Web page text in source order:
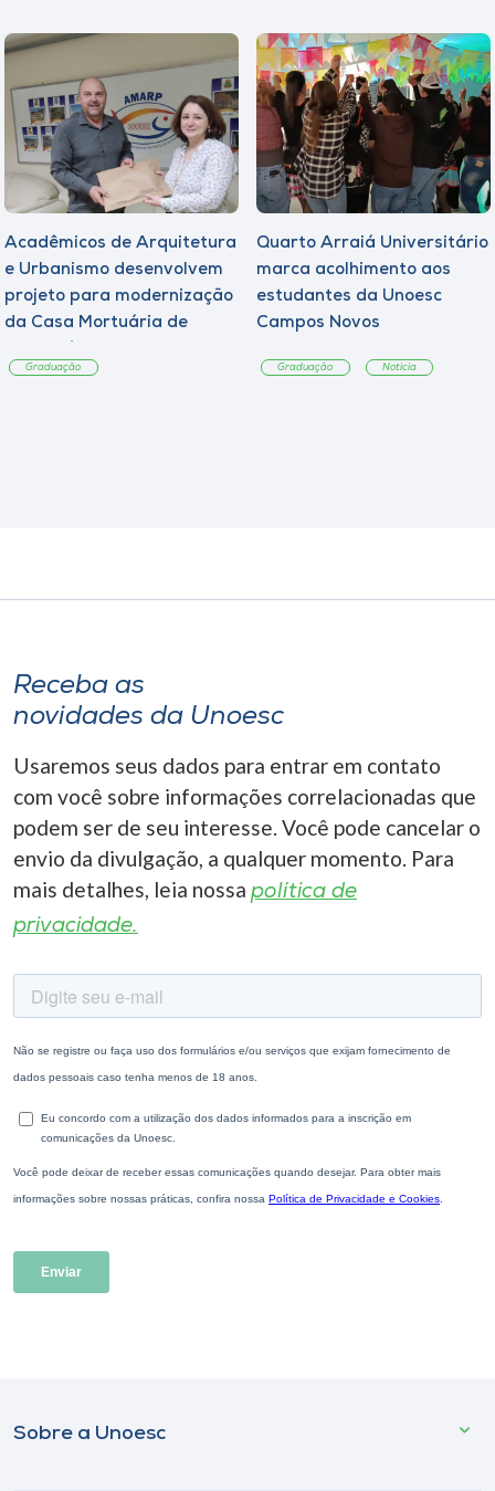
Acadêmicos de Arquitetura
e Urbanismo desenvolvem
projeto para modernização
da Casa Mortuária de
Graduação
Quarto Arraiá Universitário
marca acolhimento aos
estudantes da Unoesc
Campos Novos
Graduação Notícia
Receba as
novidades da Unoesc
Usaremos seus dados para entrar em contato
com você sobre informações correlacionadas que
podem ser de seu interesse. Você pode cancelar o
envio da divulgação, a qualquer momento. Para
mais detalhes, leia nossa política de
privacidade.
Sobre a Unoesc